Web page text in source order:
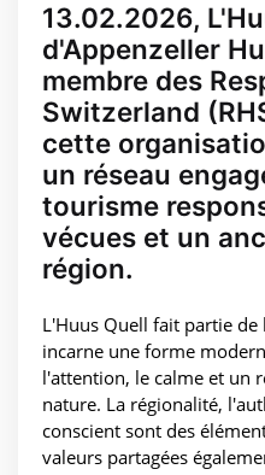
13.02.2026,
d'Appenzeller
membre des
Switzerland
cette
un réseau
tourisme
vécues et un
région.
L'Huus Quell fait partie
incarne une forme
l'attention, le calme et un
nature. La régionalité,
conscient sont des
valeurs partagées